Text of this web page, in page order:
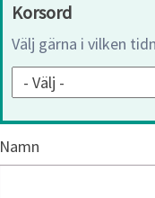
Korsord
Välj gärna i vilken
Namn